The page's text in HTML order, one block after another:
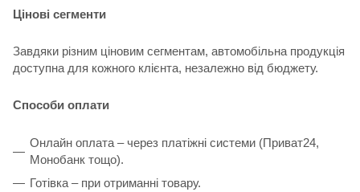
Цінові сегменти
Завдяки різним ціновим сегментам, автомобільна продукція
доступна для кожного клієнта, незалежно від бюджету.
Способи оплати
Онлайн оплата – через платіжні системи (Приват24,
Монобанк тощо).
Готівка – при отриманні товару.